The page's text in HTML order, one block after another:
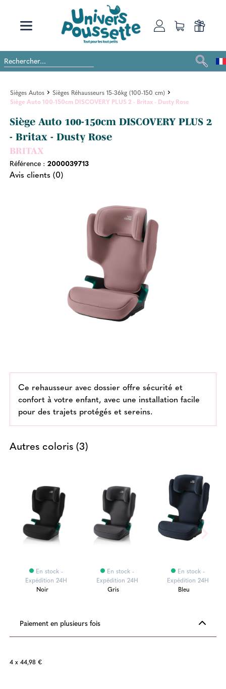
Sièges Autos
Sièges Réhausseurs 15-36kg (100-150 cm)
Siège Auto 100-150cm DISCOVERY PLUS 2 - Britax - Dusty Rose
Siège Auto 100-150cm DISCOVERY PLUS 2
- Britax - Dusty Rose
BRITAX
Référence : 2000039713
Avis clients (0)
Ce rehausseur avec dossier offre sécurité et
confort à votre enfant, avec une installation facile
pour des trajets protégés et sereins.
Autres coloris (3)
En stock -
Expédition 24H
Noir
En stock -
Expédition 24H
Gris
En stock -
Expédition 24H
Bleu
Paiement en plusieurs fois
4 x 44,98 €